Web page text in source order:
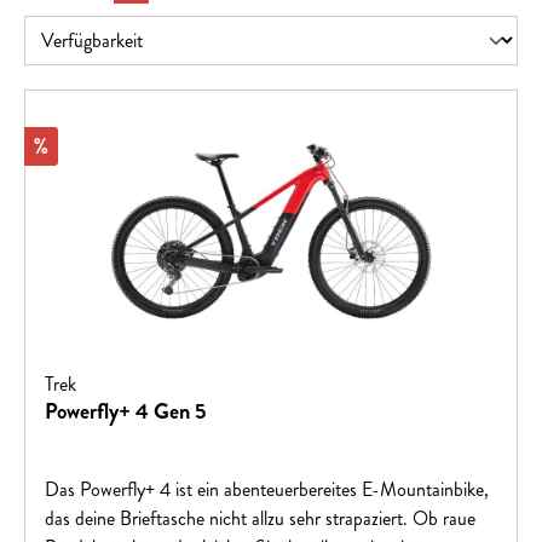
Rabatt
%
Trek
Powerfly+ 4 Gen 5
Das Powerfly+ 4 ist ein abenteuerbereites E-Mountainbike,
das deine Brieftasche nicht allzu sehr strapaziert. Ob raue